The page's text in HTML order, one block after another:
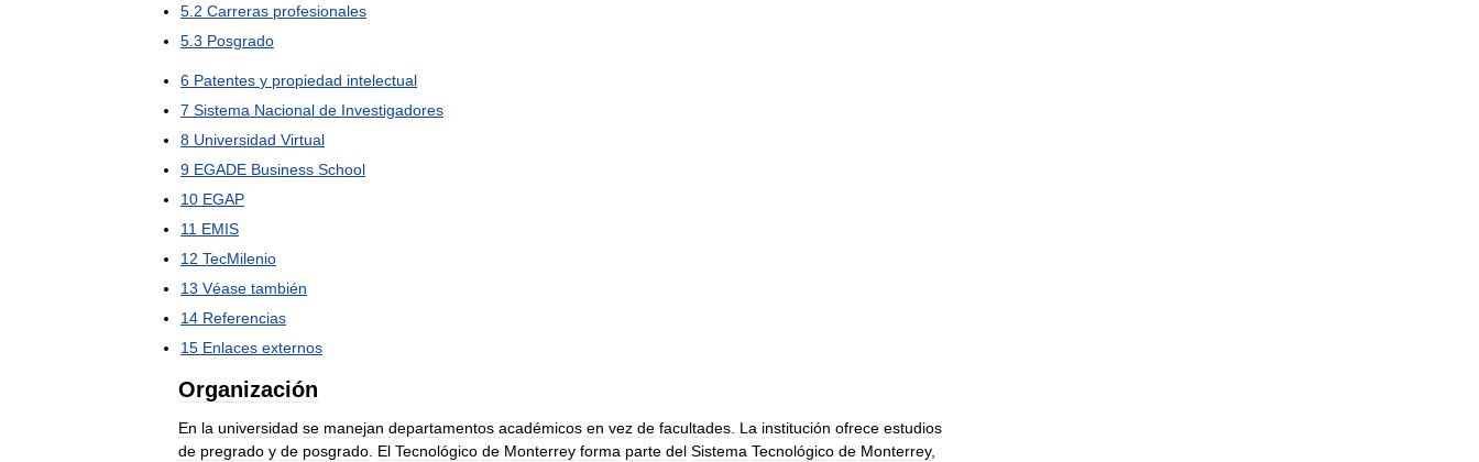
5 2 Carreras profesionales
5 3 Posgrado
6 Patentes y propiedad intelectual
7 Sistema Nacional de Investigadores
8 Universidad Virtual
9 EGADE Business School
10 EGAP
11 EMIS
12 TecMilenio
13 Véase también
14 Referencias
15 Enlaces externos
Organización
En la universidad se manejan departamentos académicos en vez de facultades La institución ofrece estudios
de pregrado y de posgrado El Tecnológico de Monterrey forma parte del Sistema Tecnológico de Monterrey,